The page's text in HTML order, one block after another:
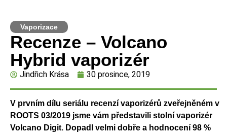
Vaporizace
Recenze – Volcano
Hybrid vaporizér
Jindřich Krása 30 prosince, 2019
V prvním dílu seriálu recenzí vaporizérů zveřejněném v
ROOTS 03/2019 jsme vám představili stolní vaporizér
Volcano Digit. Dopadl velmi dobře a hodnocení 98 %